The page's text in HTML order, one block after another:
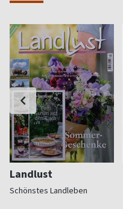
Landlust
Schönstes Landleben